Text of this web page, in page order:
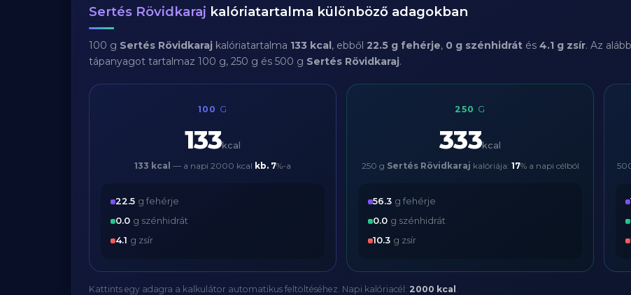
Sertés Rövidkaraj kalóriatartalma különböző adagokban
100 g Sertés Rövidkaraj kalóriatartalma 133 kcal, ebből 22.5 g fehérje, 0 g szénhidrát és 4.1 g zsír. Az
tápanyagot tartalmaz 100 g, 250 g és 500 g Sertés Rövidkaraj.
100 G
133kcal
133 kcal — a napi 2000 kcal kb. 7%-a
22.5 g fehérje
0.0 g szénhidrát
4.1 g zsír
250 G
333kcal
250 g Sertés Rövidkaraj kalóriája: 17% a napi célból
56.3 g fehérje
0.0 g szénhidrát
10.3 g zsír
Kattints egy adagra a kalkulátor automatikus feltöltéséhez. Napi kalóriacél: 2000 kcal .